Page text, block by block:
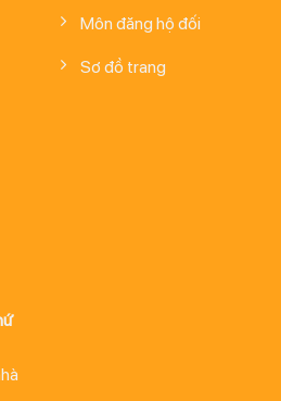
Môn đăng hộ đối
Sơ đồ trang